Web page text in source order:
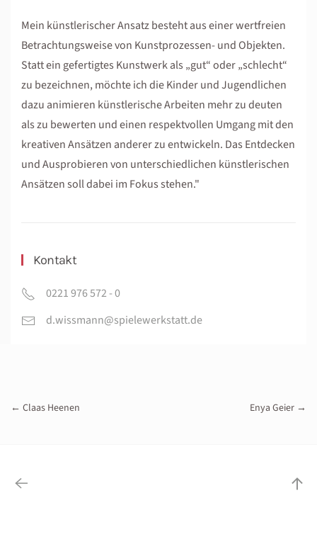
Mein künstlerischer Ansatz besteht aus einer wertfreien
Betrachtungsweise von Kunstprozessen- und Objekten.
Statt ein gefertigtes Kunstwerk als „gut“ oder „schlecht“
zu bezeichnen, möchte ich die Kinder und Jugendlichen
dazu animieren künstlerische Arbeiten mehr zu deuten
als zu bewerten und einen respektvollen Umgang mit den
kreativen Ansätzen anderer zu entwickeln. Das Entdecken
und Ausprobieren von unterschiedlichen künstlerischen
Ansätzen soll dabei im Fokus stehen."
Kontakt
0221 976 572 - 0
d.wissmann@spielewerkstatt.de
← Claas Heenen Enya Geier →